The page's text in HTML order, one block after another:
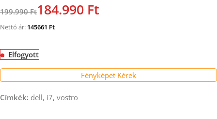
199.990 Ft184.990 Ft
Nettó ár: 145661 Ft
Elfogyott
Fényképet Kérek
Címkék: dell, i7, vostro